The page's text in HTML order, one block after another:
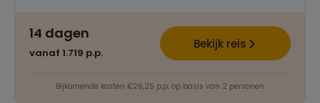
14 dagen
vanaf 1.719 p.p.
Bekijk reis
Bijkomende kosten €26,25 p.p. op basis van 2 personen